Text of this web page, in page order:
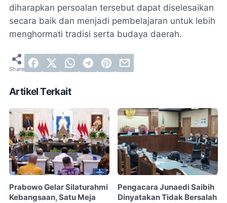
diharapkan persoalan tersebut dapat diselesaikan
secara baik dan menjadi pembelajaran untuk lebih
menghormati tradisi serta budaya daerah.
Artikel Terkait
Prabowo Gelar Silaturahmi
Kebangsaan, Satu Meja
Pengacara Junaedi Saibih
Dinyatakan Tidak Bersalah